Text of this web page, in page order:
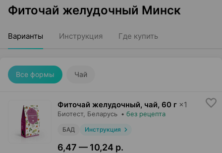
Фиточай желудочный Минск
Варианты Инструкция Где купить
Все формы Чай
Фиточай желудочный, чай, 60 г ×1
Биотест, Беларусь • без рецепта
БАД Инструкция
6,47 — 10,24 р.